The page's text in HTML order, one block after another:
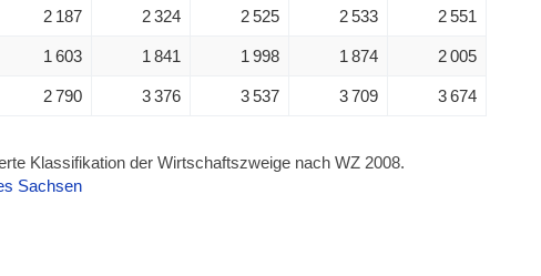
2 187 2 324 2 525 2 533 2 551
1 603 1 841 1 998 1 874 2 005
2 790 3 376 3 537 3 709 3 674
Klassifikation der Wirtschaftszweige nach WZ 2008.
Sachsen